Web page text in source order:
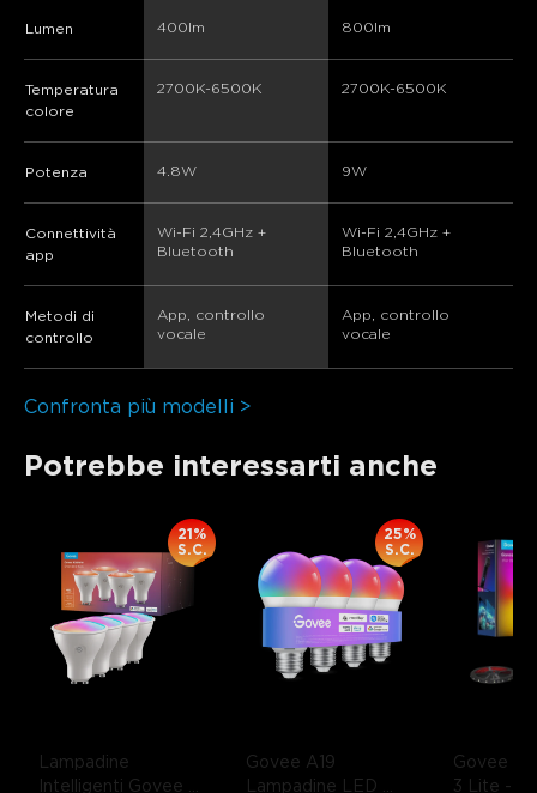
Lumen 400lm 800lm
Temperatura
colore
2700K-6500K 2700K-6500K
Potenza 4.8W 9W
Connettività
app
Wi-Fi 2,4GHz +
Bluetooth
Wi-Fi 2,4GHz +
Bluetooth
Metodi di
controllo
App, controllo
vocale
App, controllo
vocale
Confronta più modelli >
Potrebbe interessarti anche
Lampadine
Intelligenti Govee
21%
S.C.
Govee A19
Lampadine LED
25%
S.C.
Govee
3 Lite -